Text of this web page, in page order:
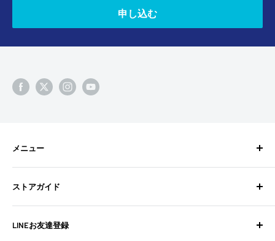
申し込む
メニュー
検索
BixpyJetとは
BIXPY JETインストールガイド
フォトギャラリー
ストアガイド
よくある質問
お問い合わせ
LINEお友達登録